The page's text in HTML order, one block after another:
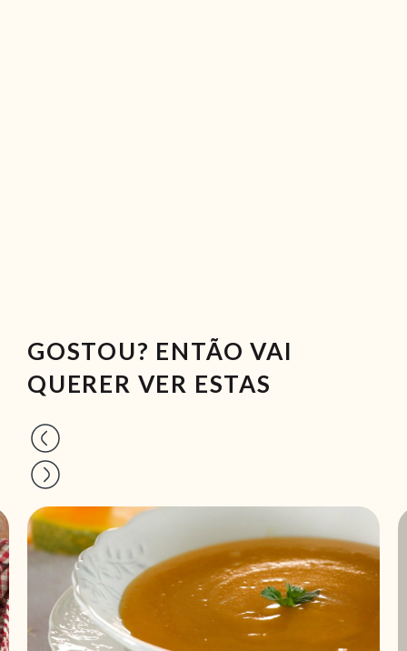
GOSTOU? ENTÃO VAI
QUERER VER ESTAS